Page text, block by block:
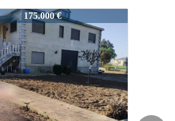
175.000 €